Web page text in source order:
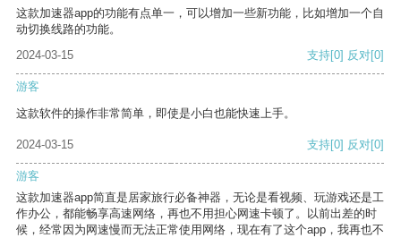
这款加速器app的功能有点单一，可以增加一些新功能，比如增加一个自
动切换线路的功能。
2024-03-15
支持[0] 反对[0]
游客
这款软件的操作非常简单，即使是小白也能快速上手。
2024-03-15 支持[0] 反对[0]
游客
这款加速器app简直是居家旅行必备神器，无论是看视频、玩游戏还是工
作办公，都能畅享高速网络，再也不用担心网速卡顿了。以前出差的时
候，经常因为网速慢而无法正常使用网络，现在有了这个app，我再也不